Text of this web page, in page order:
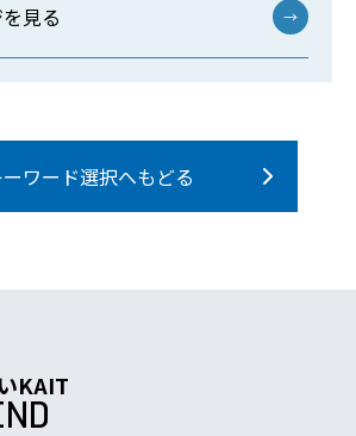
見る →
ワード選択へもどる
KAIT